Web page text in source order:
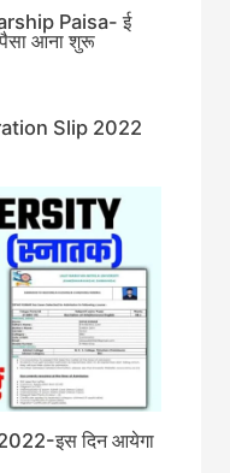
Paisa- ई
आना शुरू
Slip 2022
इस दिन आयेगा